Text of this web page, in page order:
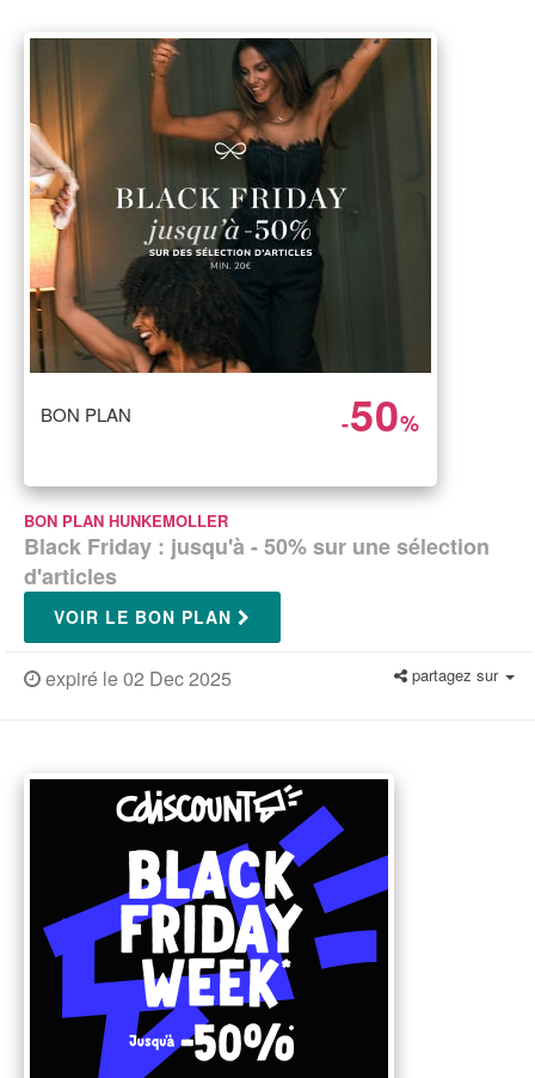
BON PLAN -50%
BON PLAN HUNKEMOLLER
Black Friday : jusqu'à - 50% sur une sélection
d'articles
VOIR LE BON PLAN
expiré le 02 Dec 2025 partagez sur